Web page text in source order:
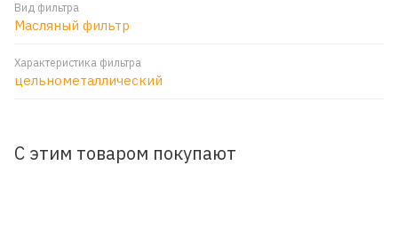
Вид фильтра
Масляный фильтр
Характеристика фильтра
цельнометаллический
С этим товаром покупают